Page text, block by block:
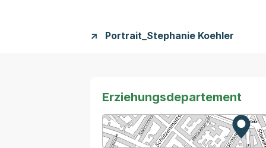
Portrait_Stephanie Koehler
Erziehungsdepartement
Zur